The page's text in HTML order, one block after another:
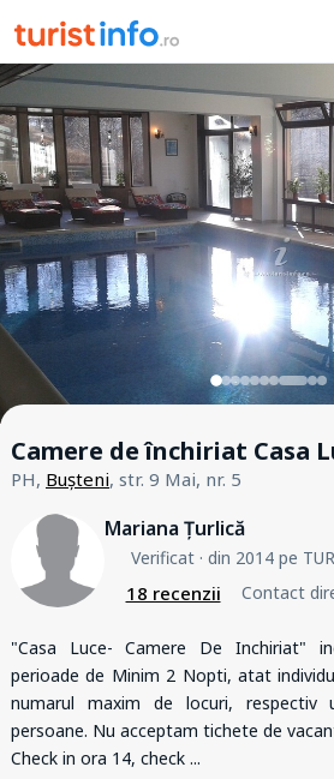
Camere de închiriat Casa
PH, Bușteni, str. 9 Mai, nr. 5
Mariana Țurlică
Verificat· din 2014 pe
18 recenzii Contact
"Casa Luce- Camere De Inchiriat"
perioade de Minim 2 Nopti, atat
numarul maxim de locuri,
persoane. Nu acceptam tichete de
Check in ora 14, check ...